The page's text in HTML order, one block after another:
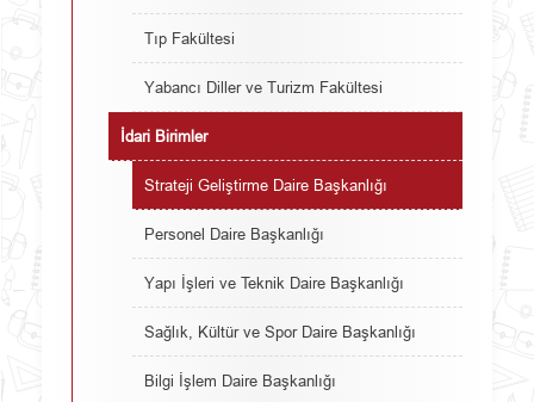
Tıp Fakültesi
Yabancı Diller ve Turizm Fakültesi
İdari Birimler
Strateji Geliştirme Daire Başkanlığı
Personel Daire Başkanlığı
Yapı İşleri ve Teknik Daire Başkanlığı
Sağlık, Kültür ve Spor Daire Başkanlığı
Bilgi İşlem Daire Başkanlığı